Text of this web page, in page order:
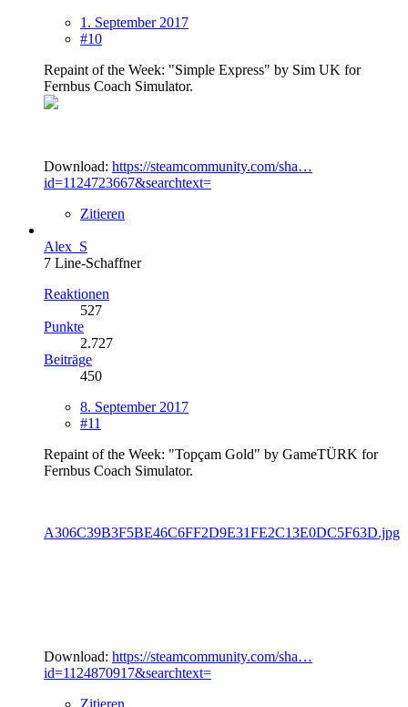
1. September 2017
#10
Repaint of the Week: "Simple Express" by Sim UK for
Fernbus Coach Simulator.
Download: https://steamcommunity.com/sha…
id=1124723667&searchtext=
Zitieren
Alex_S
7 Line-Schaffner
Reaktionen
527
Punkte
2.727
Beiträge
450
8. September 2017
#11
Repaint of the Week: "Topçam Gold" by GameTÜRK for
Fernbus Coach Simulator.
A306C39B3F5BE46C6FF2D9E31FE2C13E0DC5F63D.jpg
Download: https://steamcommunity.com/sha…
id=1124870917&searchtext=
Zitieren